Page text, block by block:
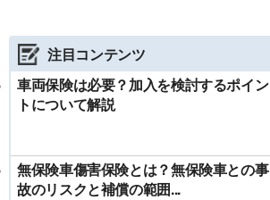
注目コンテンツ
車両保険は必要？加入を検討するポイン
トについて解説
無保険車傷害保険とは？無保険車との事
故のリスクと補償の範囲...